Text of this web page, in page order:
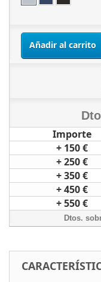
Añadir al carrito
Importe
+ 150 €
+ 250 €
+ 350 €
+ 450 €
+ 550 €
Dtos.